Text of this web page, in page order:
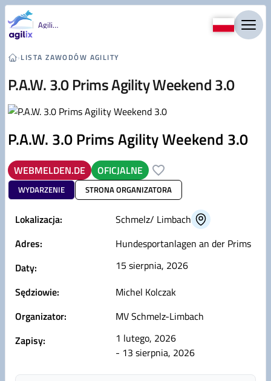
Przejdź do treści
Agility
›LISTA ZAWODÓW AGILITY
P.A.W. 3.0 Prims Agility Weekend 3.0
P.A.W. 3.0 Prims Agility Weekend 3.0
WEBMELDEN.DE OFICJALNE
WYDARZENIE STRONA ORGANIZATORA
Lokalizacja:
Schmelz/ Limbach
Adres:
Hundesportanlagen an der Prims
Daty:
15 sierpnia, 2026
Sędziowie:
Michel Kolczak
Organizator:
MV Schmelz-Limbach
Zapisy:
1 lutego, 2026
- 13 sierpnia, 2026